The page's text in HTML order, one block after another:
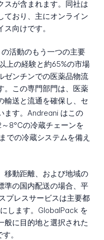
スが含まれます。同社は
ており、主にオンライン
向けです。
活動のもう一つの主要
上の経験と約65%の市場
ゼンチンでの医薬品物流
。この専門部門は、医薬
輸送と流通を確保し、セ
ます。Andreani はこの
～8℃の冷蔵チェーンを
の冷蔵システムを備え
移動距離、および地域の
準の国内配送の場合、平
プレスサービスは主要都
します。GlobalPack を
般に目的地と選択された
。